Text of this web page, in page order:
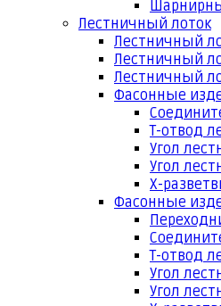
Лестничный лоток
Лестничный
Лестничный
Лестничный
Фасонные
Т-отвод
Угол
Угол
Х-
Фасонные
Т-отвод
Угол
Угол